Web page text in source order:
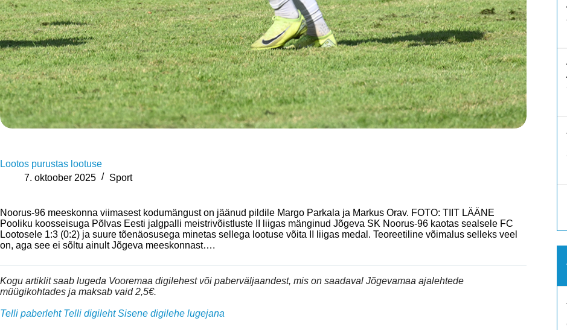
Lootos purustas lootuse
7. oktoober 2025
Sport
Noorus-96 meeskonna viimasest kodumängust on jäänud pildile Margo Parkala ja Markus Orav. FOTO: TIIT LÄÄNE
Pooliku koosseisuga Põlvas Eesti jalgpalli meistrivõistluste II liigas mänginud Jõgeva SK Noorus-96 kaotas sealsele FC
Lootosele 1:3 (0:2) ja suure tõenäosusega minetas sellega lootuse võita II liigas medal. Teoreetiline võimalus selleks veel
on, aga see ei sõltu ainult Jõgeva meeskonnast….
Kogu artiklit saab lugeda Vooremaa digilehest või paberväljaandest, mis on saadaval Jõgevamaa ajalehtede
müügikohtades ja maksab vaid 2,5€.
Telli paberleht Telli digilehtSisene digilehe lugejana